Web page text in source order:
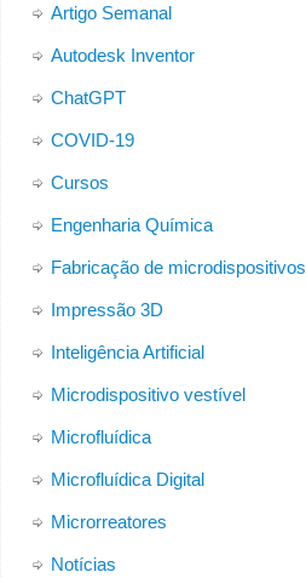
Artigo Semanal
Autodesk Inventor
ChatGPT
COVID-19
Cursos
Engenharia Química
Fabricação de microdispositivos
Impressão 3D
Inteligência Artificial
Microdispositivo vestível
Microfluídica
Microfluídica Digital
Microrreatores
Notícias